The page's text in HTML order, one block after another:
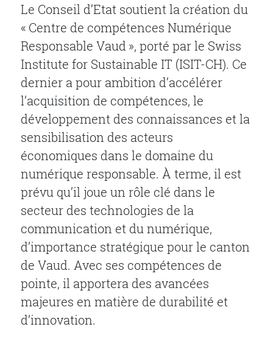
Le Conseil d’Etat soutient la création du
« Centre de compétences Numérique
Responsable Vaud », porté par le Swiss
Institute for Sustainable IT (ISIT-CH). Ce
dernier a pour ambition d’accélérer
l’acquisition de compétences, le
développement des connaissances et la
sensibilisation des acteurs
économiques dans le domaine du
numérique responsable. À terme, il est
prévu qu’il joue un rôle clé dans le
secteur des technologies de la
communication et du numérique,
d’importance stratégique pour le canton
de Vaud. Avec ses compétences de
pointe, il apportera des avancées
majeures en matière de durabilité et
d’innovation.